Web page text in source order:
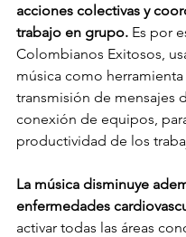
acciones colectivas y
trabajo en grupo. Es por
Colombianos Exitosos,
música como
transmisión de mensajes
conexión de equipos,
productividad de los
La música disminuye
enfermedades
activar todas las áreas